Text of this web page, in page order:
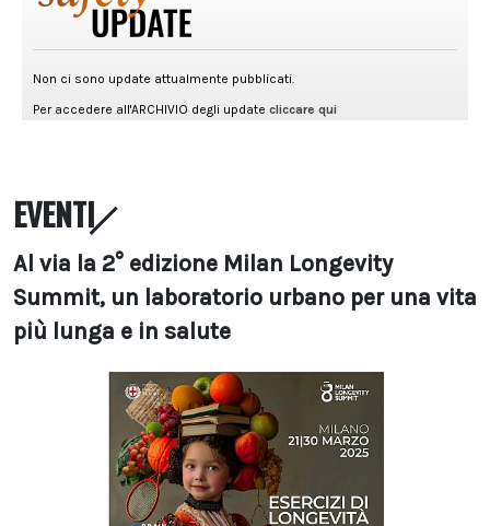
EVENTI
Al via la 2° edizione Milan Longevity
Summit, un laboratorio urbano per una vita
più lunga e in salute